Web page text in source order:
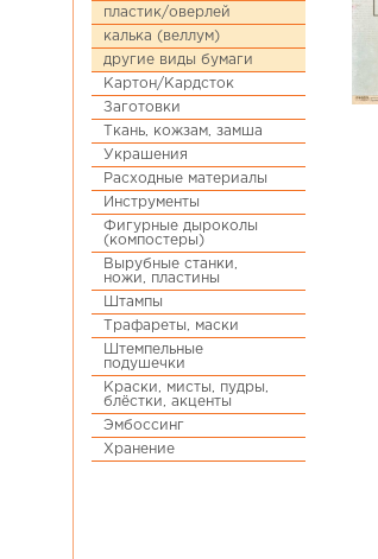
пластик/оверлей
калька (веллум)
другие виды бумаги
Картон/Кардсток
Заготовки
Ткань, кожзам, замша
Украшения
Расходные материалы
Инструменты
Фигурные дыроколы
(компостеры)
Вырубные станки,
ножи, пластины
Штампы
Трафареты, маски
Штемпельные
подушечки
Краски, мисты, пудры,
блёстки, акценты
Эмбоссинг
Хранение